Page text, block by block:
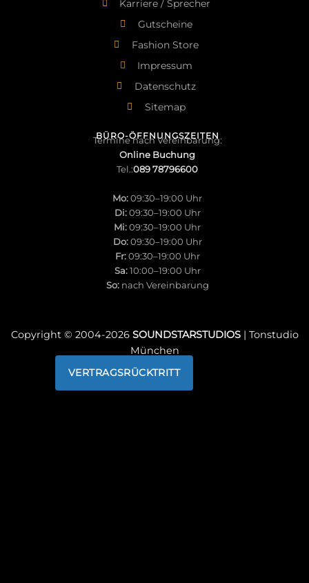
BÜRO-ÖFFNUNGSZEITEN
Termine nach Vereinbarung:
Online Buchung
Tel.:089 78796600
Mo:09:30–19:00 Uhr
Di:09:30–19:00 Uhr
Mi:09:30–19:00 Uhr
Do:09:30–19:00 Uhr
Fr:09:30–19:00 Uhr
Sa:10:00–19:00 Uhr
So:nach Vereinbarung
Karriere / Sprecher
Gutscheine
Fashion Store
Impressum
Datenschutz
Sitemap
Copyright © 2004-2026 SOUNDSTARSTUDIOS| Tonstudio
München
VERTRAGSRÜCKTRITT